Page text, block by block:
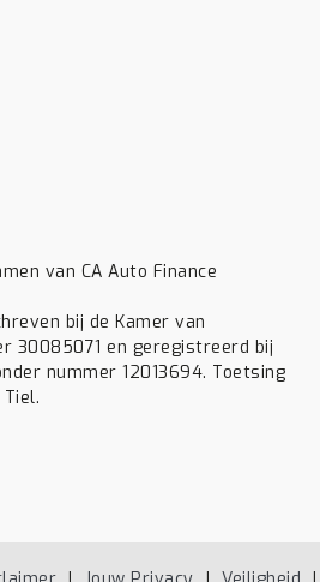
van CA Auto Finance
bij de Kamer van
30085071 en geregistreerd bij
nummer 12013694. Toetsing